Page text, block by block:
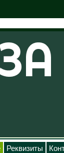
Реквизиты